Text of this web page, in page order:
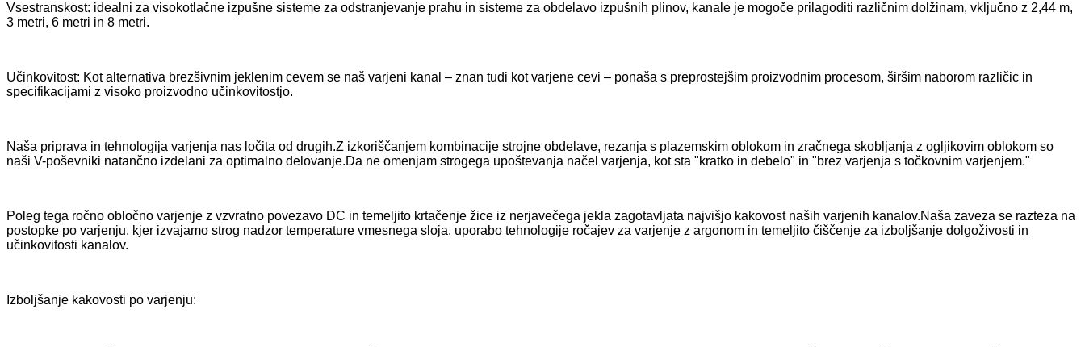
Vsestranskost: idealni za visokotlačne izpušne sisteme za odstranjevanje prahu in sisteme za obdelavo izpušnih plinov, kanale je mogoče prilagoditi različnim dolžinam, vključno z 2,44 m,
3 metri, 6 metri in 8 metri.
Učinkovitost: Kot alternativa brezšivnim jeklenim cevem se naš varjeni kanal – znan tudi kot varjene cevi – ponaša s preprostejšim proizvodnim procesom, širšim naborom različic in
specifikacijami z visoko proizvodno učinkovitostjo.
Naša priprava in tehnologija varjenja nas ločita od drugih.Z izkoriščanjem kombinacije strojne obdelave, rezanja s plazemskim oblokom in zračnega skobljanja z ogljikovim oblokom so
naši V-poševniki natančno izdelani za optimalno delovanje.Da ne omenjam strogega upoštevanja načel varjenja, kot sta "kratko in debelo" in "brez varjenja s točkovnim varjenjem."
Poleg tega ročno obločno varjenje z vzvratno povezavo DC in temeljito krtačenje žice iz nerjavečega jekla zagotavljata najvišjo kakovost naših varjenih kanalov.Naša zaveza se razteza na
postopke po varjenju, kjer izvajamo strog nadzor temperature vmesnega sloja, uporabo tehnologije ročajev za varjenje z argonom in temeljito čiščenje za izboljšanje dolgoživosti in
učinkovitosti kanalov.
Izboljšanje kakovosti po varjenju: